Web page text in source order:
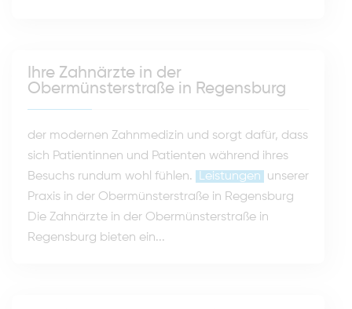
Ihre Zahnärzte in der
Obermünsterstraße in Regensburg
der modernen Zahnmedizin und sorgt dafür, dass
sich Patientinnen und Patienten während ihres
Besuchs rundum wohl fühlen.
Leistungen
unserer
Praxis in der Obermünsterstraße in Regensburg
Die Zahnärzte in der Obermünsterstraße in
Regensburg bieten ein...